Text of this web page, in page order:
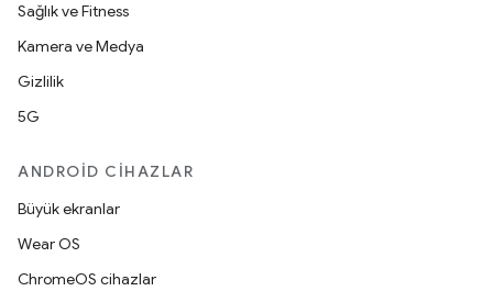
Sağlık ve Fitness
Kamera ve Medya
Gizlilik
5G
ANDROID CIHAZLAR
Büyük ekranlar
Wear OS
ChromeOS cihazlar